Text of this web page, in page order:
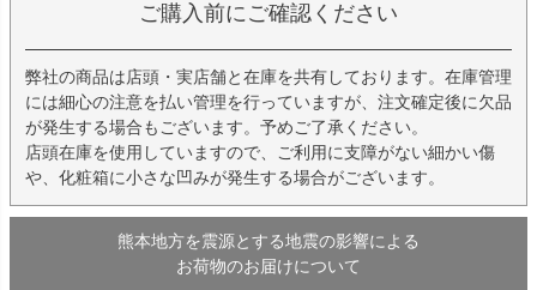
ご購入前にご確認ください
弊社の商品は店頭・実店舗と在庫を共有しております。在庫管理
には細心の注意を払い管理を行っていますが、注文確定後に欠品
が発生する場合もございます。予めご了承ください。
店頭在庫を使用していますので、ご利用に支障がない細かい傷
や、化粧箱に小さな凹みが発生する場合がございます。
熊本地方を震源とする地震の影響による
お荷物のお届けについて